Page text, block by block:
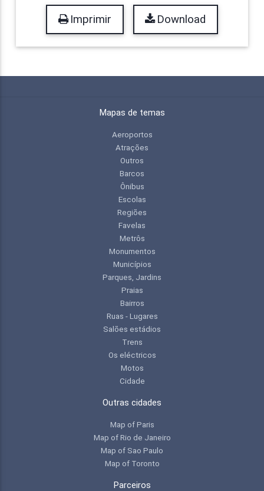
Imprimir Download
Mapas de temas
Aeroportos
Atrações
Outros
Barcos
Ônibus
Escolas
Regiões
Favelas
Metrôs
Monumentos
Municípios
Parques, Jardins
Praias
Bairros
Ruas - Lugares
Salões estádios
Trens
Os eléctricos
Motos
Cidade
Outras cidades
Map of Paris
Map of Rio de Janeiro
Map of Sao Paulo
Map of Toronto
Parceiros